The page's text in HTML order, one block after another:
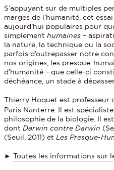
S’appuyant sur de multiples
marges de l’humanité, cet
aujourd’hui populaires pour
simplementhumaines –
la nature, la tech­nique ou la
parfois d’outrepasser notre
nos origines, les presque-
d’humanité – que celle-ci
déchéance, un stade à
Thierry Hoquet est professeur
Paris Nanterre. Il est
philosophie de la biologie. Il
dontDarwin contre Darwin
(Seuil, 2011) etLes Presque-
►Toutes les informations sur